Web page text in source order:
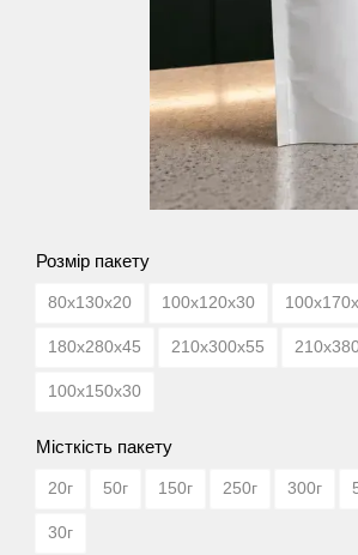
Розмір пакету
80х130х20 100х120х30
180х280х45 210х300х55
100х150х30
Місткість пакету
20г 50г 150г 250г 300г
30г